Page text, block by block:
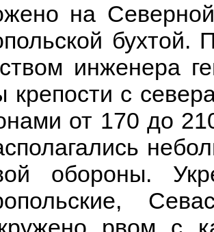
на
бухтой.
инженера
крепости с
от 170 до
обороны.